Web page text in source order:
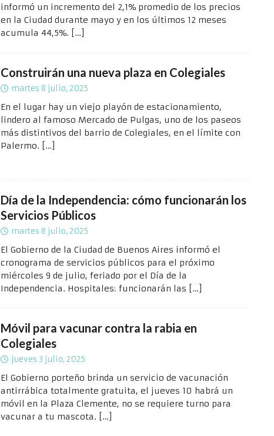
informó un incremento del 2,1% promedio de los precios
en la Ciudad durante mayo y en los últimos 12 meses
acumula 44,5%.
[…]
Construirán una nueva plaza en Colegiales
martes 8 julio, 2025
En el lugar hay un viejo playón de estacionamiento,
lindero al famoso Mercado de Pulgas, uno de los paseos
más distintivos del barrio de Colegiales, en el límite con
Palermo.
[…]
Día de la Independencia: cómo funcionarán los
Servicios Públicos
martes 8 julio, 2025
El Gobierno de la Ciudad de Buenos Aires informó el
cronograma de servicios públicos para el próximo
miércoles 9 de julio, feriado por el Día de la
Independencia. Hospitales: funcionarán las
[…]
Móvil para vacunar contra la rabia en
Colegiales
jueves 3 julio, 2025
El Gobierno porteño brinda un servicio de vacunación
antirrábica totalmente gratuita, el jueves 10 habrá un
móvil en la Plaza Clemente, no se requiere turno para
vacunar a tu mascota.
[…]